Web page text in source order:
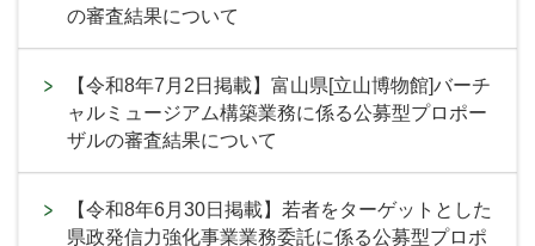
の審査結果について
【令和8年7月2日掲載】富山県[立山博物館]バーチ
ャルミュージアム構築業務に係る公募型プロポー
ザルの審査結果について
【令和8年6月30日掲載】若者をターゲットとした
県政発信力強化事業業務委託に係る公募型プロポ